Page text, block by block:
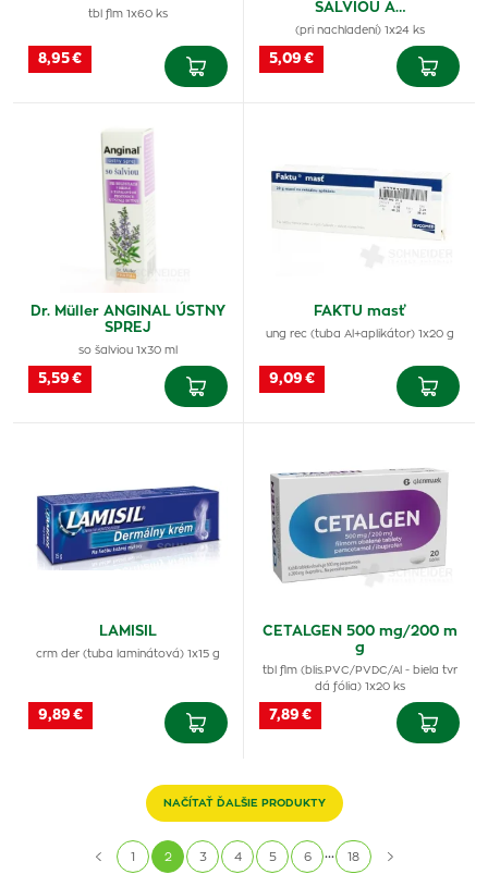
tbl flm 1x60 ks
8,95 €
ŠALVIOU A…
(pri nachladení) 1x24 ks
5,09 €
Dr. Müller ANGINAL ÚSTNY
SPREJ
so šalviou 1x30 ml
5,59 €
FAKTU masť
ung rec (tuba Al+aplikátor) 1x20 g
9,09 €
LAMISIL
crm der (tuba laminátová) 1x15 g
9,89 €
CETALGEN 500 mg/200 m
g
tbl flm (blis.PVC/PVDC/Al - biela tvr
dá fólia) 1x20 ks
7,89 €
NAČÍTAŤ ĎALŠIE PRODUKTY
1 2 3 4 5 6 ... 18